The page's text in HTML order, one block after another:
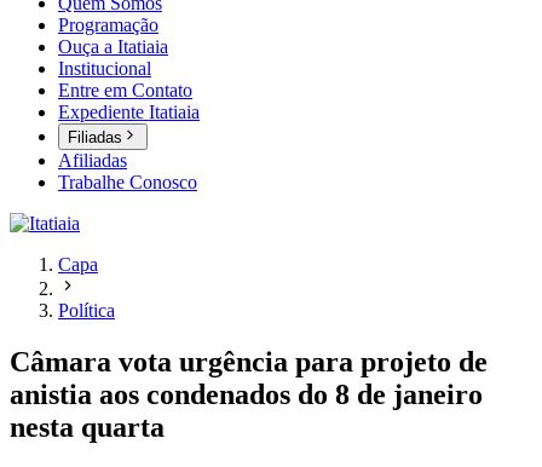
Programação
Ouça a Itatiaia
Institucional
Entre em Contato
Expediente Itatiaia
Filiadas
Afiliadas
Trabalhe Conosco
Capa
Política
Câmara vota urgência para projeto de
anistia aos condenados do 8 de janeiro
nesta quarta